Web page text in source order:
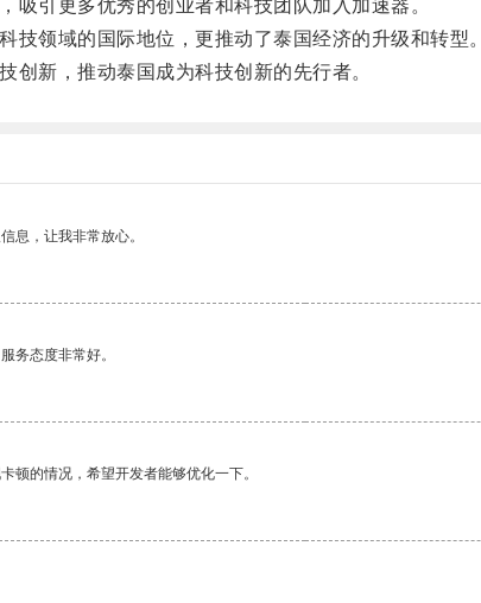
引更多优秀的创业者和科技团队加入加速器。
领域的国际地位，更推动了泰国经济的升级和转型。
新，推动泰国成为科技创新的先行者。
息，让我非常放心。
务态度非常好。
顿的情况，希望开发者能够优化一下。